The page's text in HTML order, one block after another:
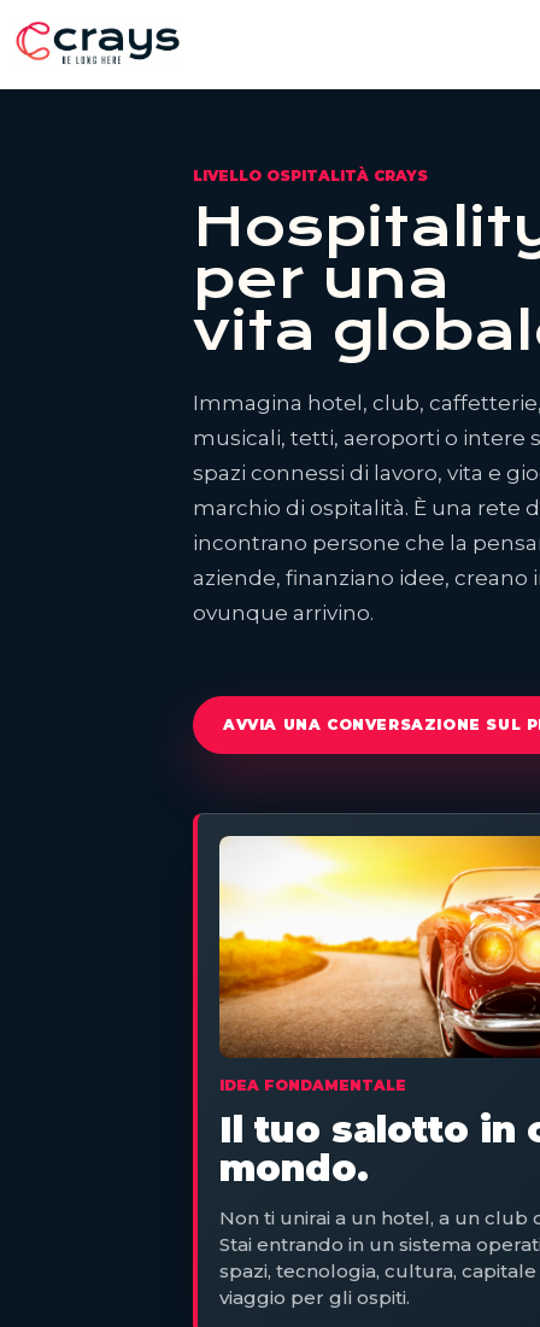
LIVELLO OSPITALITÀ CRAYS
per una
vita
Immagina hotel, club,
musicali, tetti, aeroporti o intere
spazi connessi di lavoro, vita e
marchio di ospitalità. È una rete
incontrano persone che la
aziende, finanziano idee, creano
ovunque arrivino.
AVVIA UNA CONVERSAZIONE SUL
IDEA FONDAMENTALE
Il tuo salotto in
mondo.
Non ti unirai a un hotel, a un
Stai entrando in un sistema
spazi, tecnologia, cultura,
viaggio per gli ospiti.